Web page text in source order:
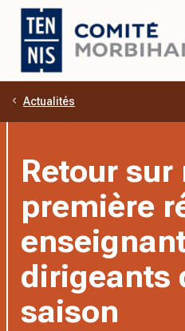
Aller au contenu principal
Actualités
Retour sur
première
dirigeants
saison